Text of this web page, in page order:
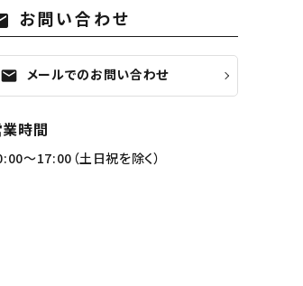
お問い合わせ
mail メールでのお問い合わせ
時間
～17:00（土日祝を除く）